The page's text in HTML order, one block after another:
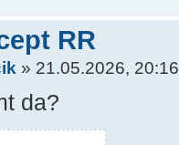
RR
» 21.05.2026, 20:16
da?